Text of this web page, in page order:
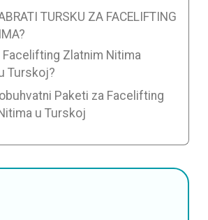
TURSKU ZA FACELIFTING
Facelifting Zlatnim Nitima
Turskoj?
Paketi za Facelifting
u Turskoj